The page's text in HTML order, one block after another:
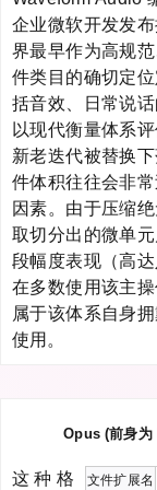
企业微软开发发
界最早作为高规
件类目的确切定
括音效、日常说
以现代衡量体系
新老迭代被替换
件体积往往会非
因素。由于压缩
取切分出的微单
段幅度表现（高
在多数使用该主
属于该体系自身
使用。
Opus (前身为
文件扩展名
这种格